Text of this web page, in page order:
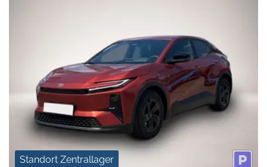
Standort Zentrallager